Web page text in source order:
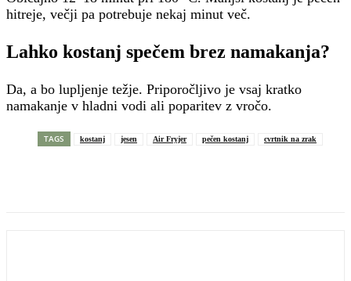
hitreje, večji pa potrebuje nekaj minut več.
Lahko kostanj spečem brez namakanja?
Da, a bo lupljenje težje. Priporočljivo je vsaj kratko
namakanje v hladni vodi ali poparitev z vročo.
TAGS kostanj jesen Air Fryjer pečen kostanj cvrtnik na zrak